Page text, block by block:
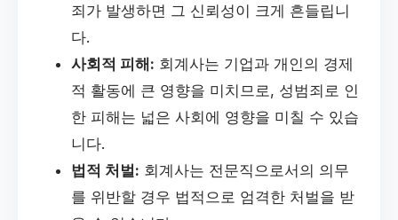
죄가 발생하면 그 신뢰성이 크게 흔들립니
다.
사회적 피해: 회계사는 기업과 개인의 경제
적 활동에 큰 영향을 미치므로, 성범죄로 인
한 피해는 넓은 사회에 영향을 미칠 수 있습
니다.
법적 처벌: 회계사는 전문직으로서의 의무
를 위반할 경우 법적으로 엄격한 처벌을 받